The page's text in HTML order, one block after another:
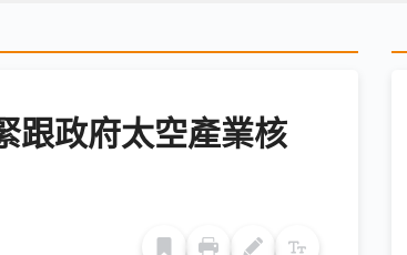
跟政府太空產業核